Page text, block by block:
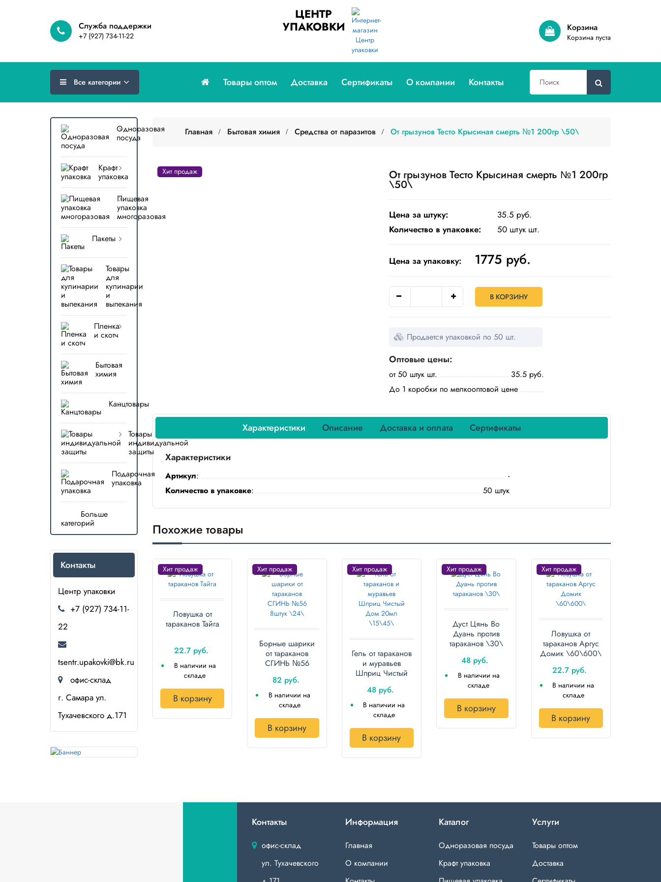
Cлужба поддержки
+7 (927) 734-11-22
ЦЕНТР
УПАКОВКИ
Корзина
Корзина пуста
Все категории Товары оптом Доставка Сертификаты О компании Контакты
Одноразовая
посуда
Крафт
упаковка
Пищевая
упаковка
многоразовая
Пакеты
Товары
для
кулинарии
и
выпекания
Пленка
и скотч
Бытовая
химия
Канцтовары
Товары
индивидуальной
защиты
Подарочная
упаковка
Больше
категорий
Контакты
Центр упаковки
+7 (927) 734-11-
22
tsentr.upakovki@bk.ru
офис-склад
г. Самара ул.
Тухачевского д.171
Главная Бытовая химия Средства от паразитов От грызунов Тесто Крысиная смерть №1 200гр \50\
Хит продаж От грызунов Тесто Крысиная смерть №1 200гр
\50\
Цена за штуку:
35.5 руб.
Количество в упаковке:
50 штук шт.
Цена за упаковку: 1775 руб.
В КОРЗИНУ
Продается упаковкой по 50 шт.
Оптовые цены:
от 50 штук шт.
35.5 руб.
До 1 коробки по мелкооптовой цене
Характеристики Описание Доставка и оплата Сертификаты
Характеристики
Артикул:
-
Количество в упаковке: 50 штук
Похожие товары
Хит продаж
Ловушка от
тараканов Тайга
22.7 руб.
В наличии на
складе
В корзину
Хит продаж
Борные шарики
от тараканов
СГИНЬ №56
82 руб.
В наличии на
складе
В корзину
Хит продаж
Гель от тараканов
и муравьев
Шприц Чистый
\15\45\
48 руб.
В наличии на
складе
В корзину
Хит продаж
Дуст Цянь Во
Дуань против
тараканов \30\
48 руб.
В наличии на
складе
В корзину
Хит продаж
Ловушка от
тараканов Аргус
Домик \60\600\
22.7 руб.
В наличии на
складе
В корзину
Контакты
офис-склад
ул. Тухачевского
Информация
Главная
О компании
Каталог
Одноразовая посуда
Крафт упаковка
Услуги
Товары оптом
Доставка